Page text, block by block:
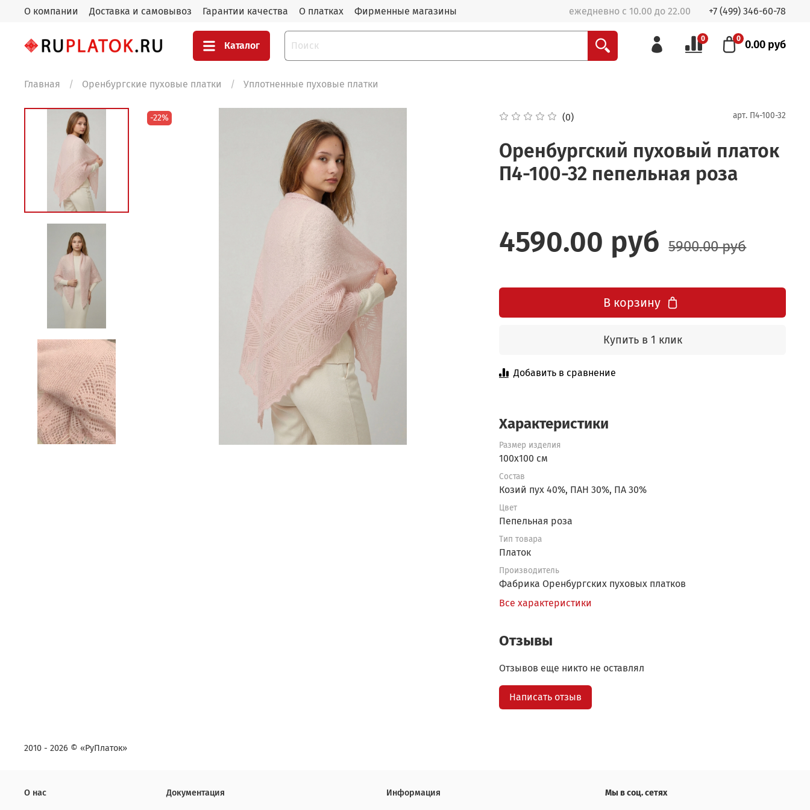
О компании Доставка и самовывоз Гарантии качества О платках Фирменные магазины ежедневно с 10.00 до 22.00 +7 (499) 346-60-78
Каталог
0 0 0.00 руб
Главная Оренбургские пуховые платки Уплотненные пуховые платки
-22% (0) арт. П4-100-32
Оренбургский пуховый платок
П4-100-32 пепельная роза
4590.00 руб 5900.00 руб
В корзину
Купить в 1 клик
Добавить в сравнение
Характеристики
Размер изделия
100x100 см
Состав
Козий пух 40%, ПАН 30%, ПА 30%
Цвет
Пепельная роза
Тип товара
Платок
Производитель
Фабрика Оренбургских пуховых платков
Все характеристики
Отзывы
Отзывов еще никто не оставлял
Написать отзыв
2010 - 2026 © «РуПлаток»
О нас Документация Информация Мы в соц. сетях